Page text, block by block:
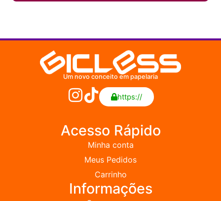
Um novo conceito em papelaria
https://
Acesso Rápido
Minha conta
Meus Pedidos
Carrinho
Informações